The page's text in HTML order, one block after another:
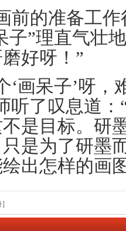
前的准备工
子”理直气壮
好呀！”
‘画呆子’呀
听了叹息道
是目标。研
是为了研墨
出怎样的画
]